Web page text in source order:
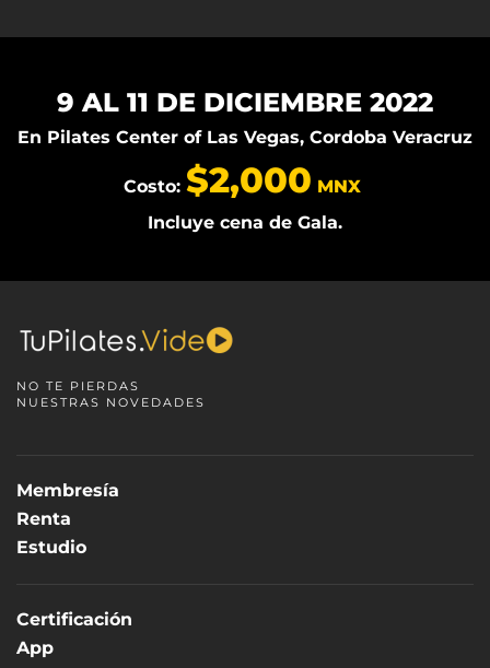
9 AL 11 DE DICIEMBRE 2022
En Pilates Center of Las Vegas, Cordoba Veracruz
Costo: $2,000 MNX
Incluye cena de Gala.
NO TE PIERDAS
NUESTRAS NOVEDADES
Membresía
Renta
Estudio
Certificación
App